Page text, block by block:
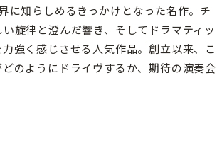
知らしめるきっかけとなった名作。チ
旋律と澄んだ響き、そしてドラマティッ
強く感じさせる人気作品。創立以来、こ
のようにドライヴするか、期待の演奏会